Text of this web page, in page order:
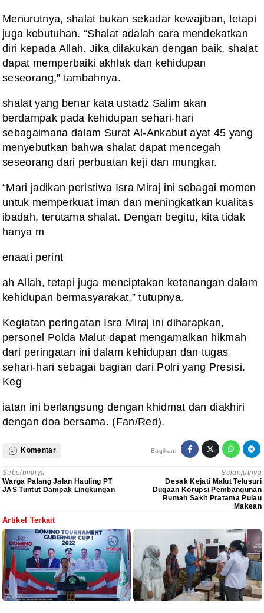
Menurutnya, shalat bukan sekadar kewajiban, tetapi
juga kebutuhan. “Shalat adalah cara mendekatkan
diri kepada Allah. Jika dilakukan dengan baik, shalat
dapat memperbaiki akhlak dan kehidupan
seseorang,” tambahnya.
shalat yang benar kata ustadz Salim akan
berdampak pada kehidupan sehari-hari
sebagaimana dalam Surat Al-Ankabut ayat 45 yang
menyebutkan bahwa shalat dapat mencegah
seseorang dari perbuatan keji dan mungkar.
“Mari jadikan peristiwa Isra Miraj ini sebagai momen
untuk memperkuat iman dan meningkatkan kualitas
ibadah, terutama shalat. Dengan begitu, kita tidak
hanya m
enaati perint
ah Allah, tetapi juga menciptakan ketenangan dalam
kehidupan bermasyarakat,” tutupnya.
Kegiatan peringatan Isra Miraj ini diharapkan,
personel Polda Malut dapat mengamalkan hikmah
dari peringatan ini dalam kehidupan dan tugas
sehari-hari sebagai bagian dari Polri yang Presisi.
Keg
iatan ini berlangsung dengan khidmat dan diakhiri
dengan doa bersama. (Fan/Red).
Komentar Bagikan:
Sebelumnya
Warga Palang Jalan Hauling PT
JAS Tuntut Dampak Lingkungan
Selanjutnya
Desak Kejati Malut Telusuri
Dugaan Korupsi Pembangunan
Rumah Sakit Pratama Pulau
Makean
Artikel Terkait